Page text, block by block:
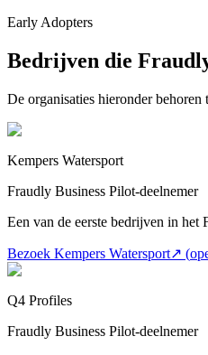
Early Adopters
Bedrijven die
De organisaties hieronder
Kempers Watersport
Fraudly Business Pilot-deelnemer
Een van de eerste bedrijven in het
Bezoek Kempers Watersport↗ (
Q4 Profiles
Fraudly Business Pilot-deelnemer